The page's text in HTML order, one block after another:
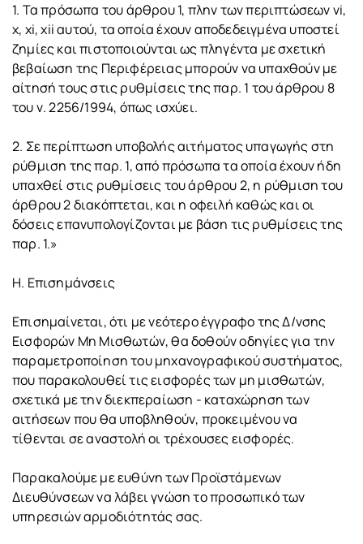
1. Τα πρόσωπα του άρθρου 1, πλην των περιπτώσεων vi,
x, xi, xii αυτού, τα οποία έχουν αποδεδειγμένα υποστεί
ζημίες και πιστοποιούνται ως πληγέντα με σχετική
βεβαίωση της Περιφέρειας μπορούν να υπαχθούν με
αίτησή τους στις ρυθμίσεις της παρ. 1 του άρθρου 8
του ν. 2256/1994, όπως ισχύει.
2. Σε περίπτωση υποβολής αιτήματος υπαγωγής στη
ρύθμιση της παρ. 1, από πρόσωπα τα οποία έχουν ήδη
υπαχθεί στις ρυθμίσεις του άρθρου 2, η ρύθμιση του
άρθρου 2 διακόπτεται, και η οφειλή καθώς και οι
δόσεις επανυπολογίζονται με βάση τις ρυθμίσεις της
παρ. 1.»
Η. Επισημάνσεις
Επισημαίνεται, ότι με νεότερο έγγραφο της Δ/νσης
Εισφορών Μη Μισθωτών, θα δοθούν οδηγίες για την
παραμετροποίηση του μηχανογραφικού συστήματος,
που παρακολουθεί τις εισφορές των μη μισθωτών,
σχετικά με την διεκπεραίωση - καταχώρηση των
αιτήσεων που θα υποβληθούν, προκειμένου να
τίθενται σε αναστολή οι τρέχουσες εισφορές.
Παρακαλούμε με ευθύνη των Προϊστάμενων
Διευθύνσεων να λάβει γνώση το προσωπικό των
υπηρεσιών αρμοδιότητάς σας.